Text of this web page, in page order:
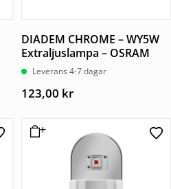
DIADEM CHROME – WY5W
Extraljuslampa – OSRAM
Leverans 4-7 dagar
123,00 kr